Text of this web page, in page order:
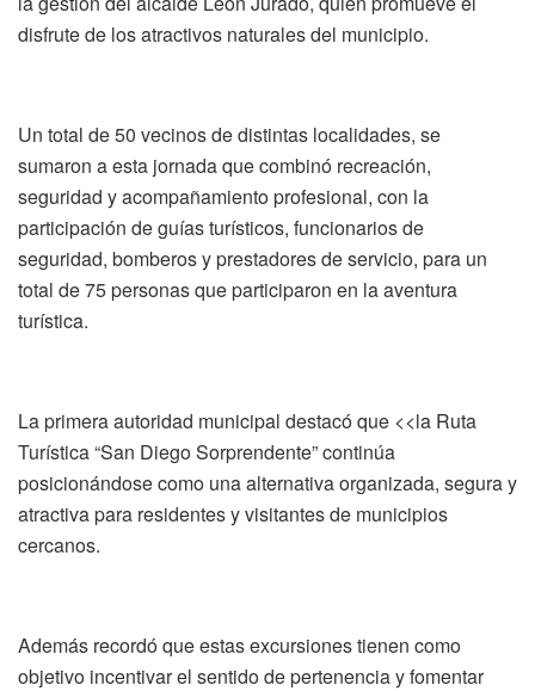
disfrute de los atractivos naturales del municipio.
Un total de 50 vecinos de distintas localidades, se
sumaron a esta jornada que combinó recreación,
seguridad y acompañamiento profesional, con la
participación de guías turísticos, funcionarios de
seguridad, bomberos y prestadores de servicio, para un
total de 75 personas que participaron en la aventura
turística.
La primera autoridad municipal destacó que <<la Ruta
Turística “San Diego Sorprendente” continúa
posicionándose como una alternativa organizada, segura y
atractiva para residentes y visitantes de municipios
cercanos.
Además recordó que estas excursiones tienen como
objetivo incentivar el sentido de pertenencia y fomentar